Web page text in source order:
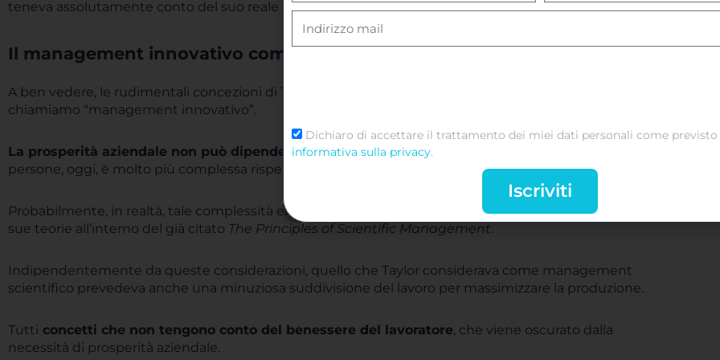
teneva assolutamente conto del suo reale benessere.
Il management innovativo come superamento delle concezioni di Taylor
A ben vedere, le rudimentali concezioni di Taylor non hanno nulla a che vedere con quello che oggi
chiamiamo “management innovativo”.
La prosperità aziendale non può dipendere solamente dalla paga
persone, oggi, è molto più complessa rispetto a quanto teorizzato dall’ingegnere.
Probabilmente, in realtà, tale complessità era già presenta anche all’epoca in cui Taylor trascrisse le
sue teorie all’interno del già citato The Principles of Scientific Management.
Indipendentemente da queste considerazioni, quello che Taylor considerava come management
scientifico prevedeva anche una minuziosa suddivisione del lavoro per massimizzare la produzione.
Tutti concetti che non tengono conto del benessere del lavoratore, che viene oscurato dalla
necessità di prosperità aziendale.
Dichiaro di accettare il trattamento dei miei dati personali come previsto
informativa sulla privacy.
Iscriviti